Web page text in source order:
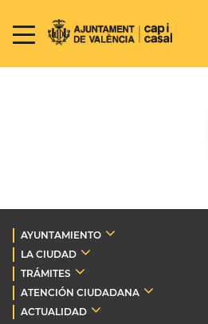
AYUNTAMIENTO
LA CIUDAD
TRÁMITES
ATENCIÓN CIUDADANA
ACTUALIDAD